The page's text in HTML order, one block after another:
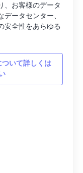
、お客様のデータ
ータセンター、
安全性をあらゆる
いて詳しくは